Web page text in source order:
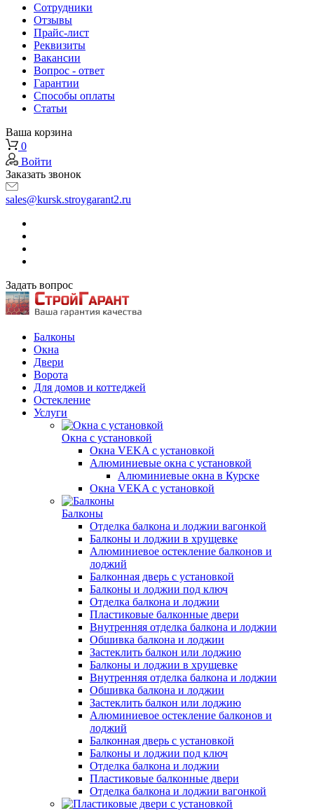
Сотрудники
Отзывы
Прайс-лист
Реквизиты
Вакансии
Вопрос - ответ
Гарантии
Способы оплаты
Статьи
Ваша корзина
0
Войти
Заказать звонок
sales@kursk.stroygarant2.ru
Задать вопрос
Балконы
Окна
Двери
Ворота
Для домов и коттеджей
Остекление
Услуги
Окна с установкой
Окна VEKA с установкой
Алюминиевые окна с установкой
Алюминиевые окна в Курске
Окна VEKA с установкой
Балконы
Отделка балкона и лоджии вагонкой
Балконы и лоджии в хрущевке
Алюминиевое остекление балконов и
лоджий
Балконная дверь с установкой
Балконы и лоджии под ключ
Отделка балкона и лоджии
Пластиковые балконные двери
Внутренняя отделка балкона и лоджии
Обшивка балкона и лоджии
Застеклить балкон или лоджию
Балконы и лоджии в хрущевке
Внутренняя отделка балкона и лоджии
Обшивка балкона и лоджии
Застеклить балкон или лоджию
Алюминиевое остекление балконов и
лоджий
Балконная дверь с установкой
Балконы и лоджии под ключ
Отделка балкона и лоджии
Пластиковые балконные двери
Отделка балкона и лоджии вагонкой